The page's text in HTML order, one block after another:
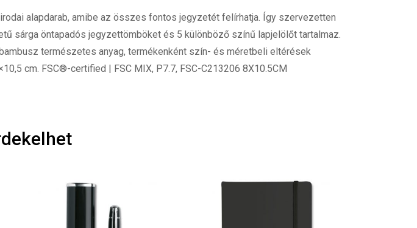
alapdarab, amibe az összes fontos jegyzetét felírhatja. Így szervezetten
sárga öntapadós jegyzettömböket és 5 különböző színű lapjelölőt tartalmaz.
természetes anyag, termékenként szín- és méretbeli eltérések
cm. FSC®-certified | FSC MIX, P7.7, FSC-C213206 8X10.5CM